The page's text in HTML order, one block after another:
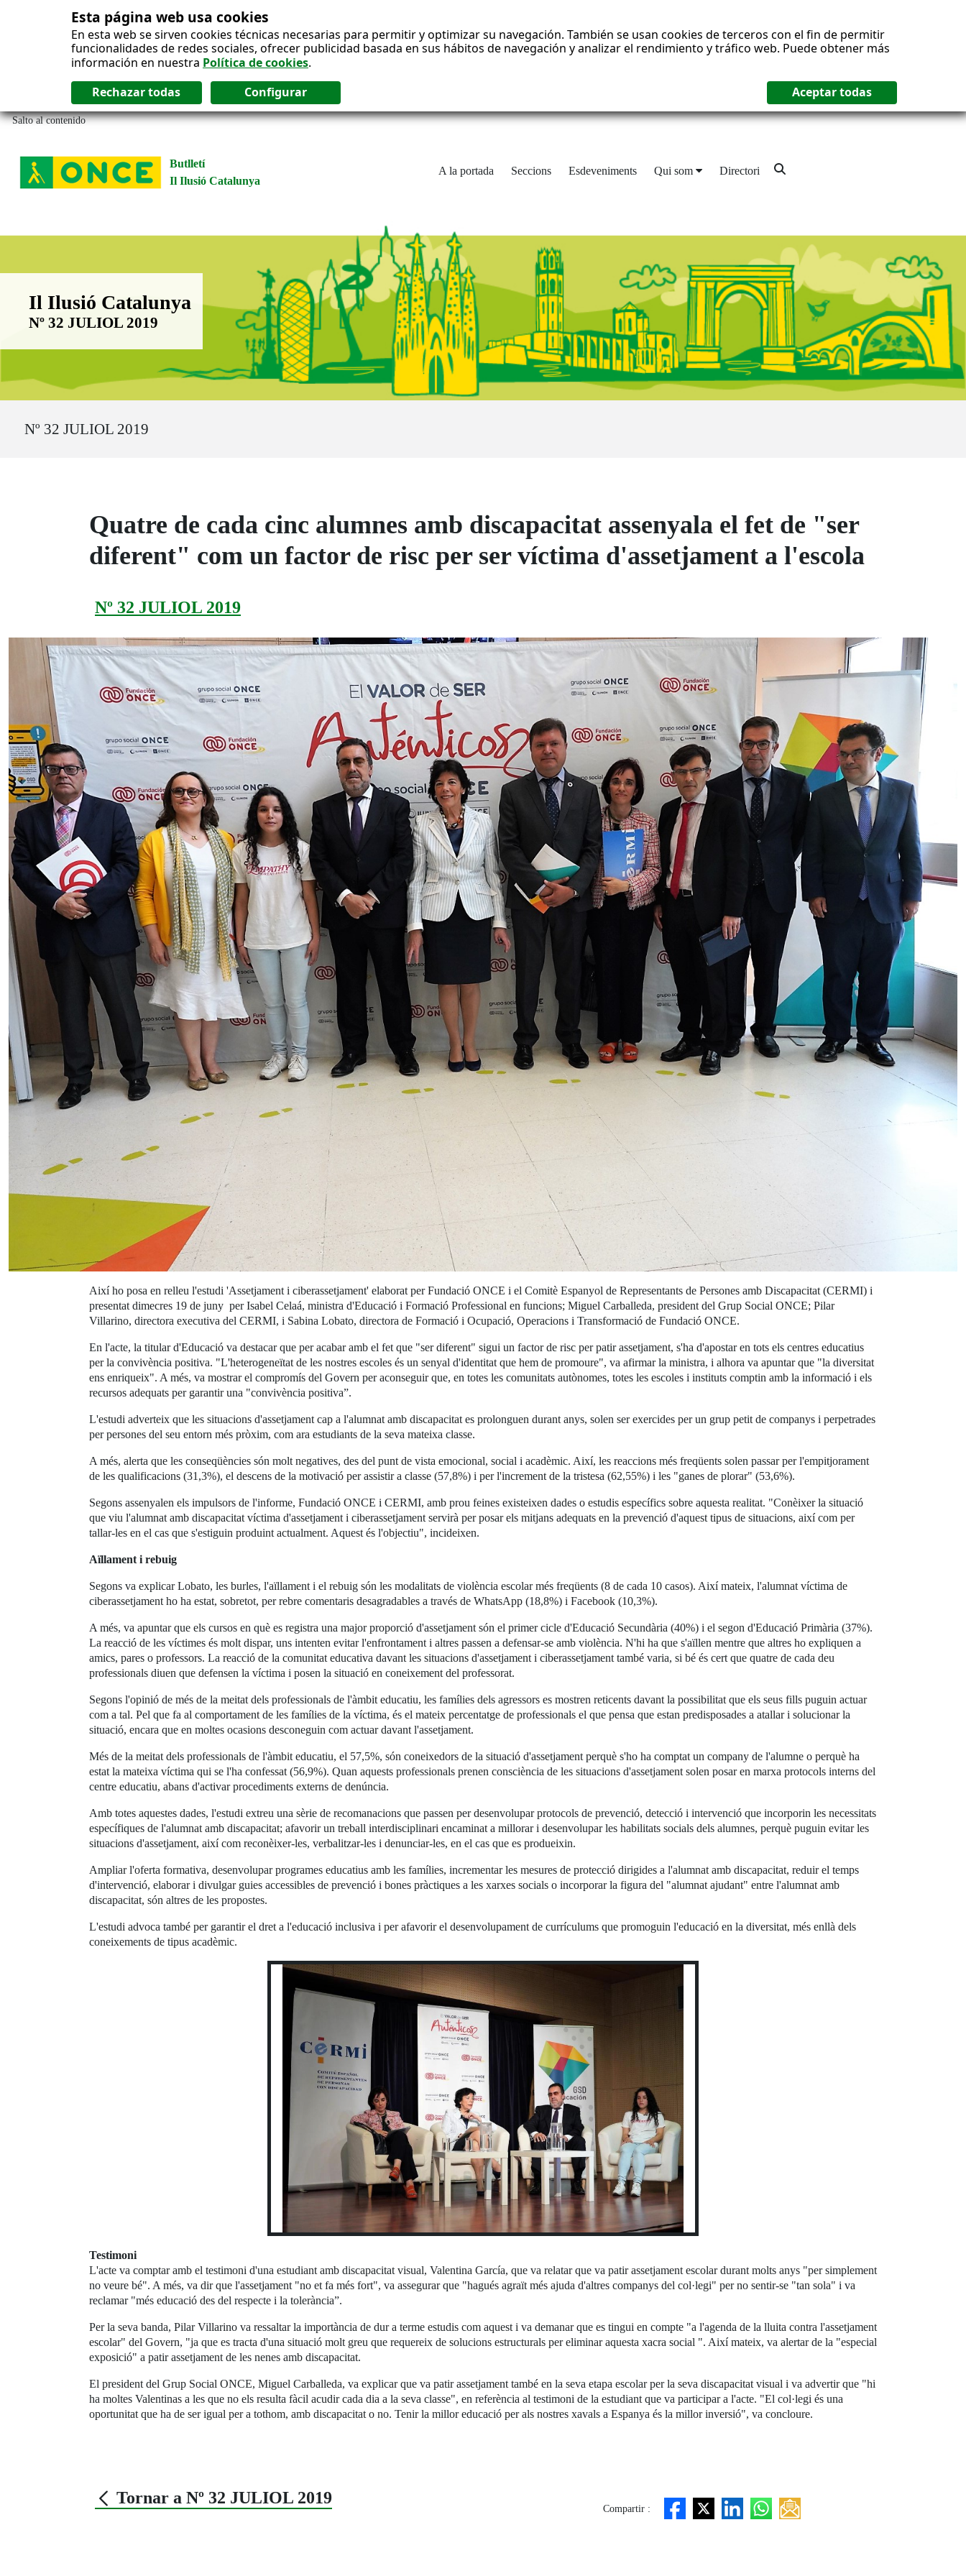
Esta página web usa cookies
En esta web se sirven cookies técnicas necesarias para permitir y optimizar su navegación. También se usan cookies de terceros con el fin de permitir
funcionalidades de redes sociales, ofrecer publicidad basada en sus hábitos de navegación y analizar el rendimiento y tráfico web. Puede obtener más
información en nuestra Política de cookies.
Salto al contenido
Butlletí
Il Ilusió Catalunya
A la portada Seccions Esdeveniments Qui som Directori
Boletín Il·lusió Catalunya
Il Ilusió Catalunya
Nº 32 JULIOL 2019
Nº 32 JULIOL 2019
Quatre de cada cinc alumnes amb discapacitat assenyala el fet de "ser
diferent" com un factor de risc per ser víctima d'assetjament a l'escola
Nº 32 JULIOL 2019
Així ho posa en relleu l'estudi 'Assetjament i ciberassetjament' elaborat per Fundació ONCE i el Comitè Espanyol de Representants de Persones amb Discapacitat (CERMI) i
presentat dimecres 19 de juny per Isabel Celaá, ministra d'Educació i Formació Professional en funcions; Miguel Carballeda, president del Grup Social ONCE; Pilar
Villarino, directora executiva del CERMI, i Sabina Lobato, directora de Formació i Ocupació, Operacions i Transformació de Fundació ONCE.
En l'acte, la titular d'Educació va destacar que per acabar amb el fet que "ser diferent" sigui un factor de risc per patir assetjament, s'ha d'apostar en tots els centres educatius
per la convivència positiva. "L'heterogeneïtat de les nostres escoles és un senyal d'identitat que hem de promoure", va afirmar la ministra, i alhora va apuntar que "la diversitat
ens enriqueix". A més, va mostrar el compromís del Govern per aconseguir que, en totes les comunitats autònomes, totes les escoles i instituts comptin amb la informació i els
recursos adequats per garantir una "convivència positiva”.
L'estudi adverteix que les situacions d'assetjament cap a l'alumnat amb discapacitat es prolonguen durant anys, solen ser exercides per un grup petit de companys i perpetrades
per persones del seu entorn més pròxim, com ara estudiants de la seva mateixa classe.
A més, alerta que les conseqüències són molt negatives, des del punt de vista emocional, social i acadèmic. Així, les reaccions més freqüents solen passar per l'empitjorament
de les qualificacions (31,3%), el descens de la motivació per assistir a classe (57,8%) i per l'increment de la tristesa (62,55%) i les "ganes de plorar" (53,6%).
Segons assenyalen els impulsors de l'informe, Fundació ONCE i CERMI, amb prou feines existeixen dades o estudis específics sobre aquesta realitat. "Conèixer la situació
que viu l'alumnat amb discapacitat víctima d'assetjament i ciberassetjament servirà per posar els mitjans adequats en la prevenció d'aquest tipus de situacions, així com per
tallar-les en el cas que s'estiguin produint actualment. Aquest és l'objectiu", incideixen.
Aïllament i rebuig
Segons va explicar Lobato, les burles, l'aïllament i el rebuig són les modalitats de violència escolar més freqüents (8 de cada 10 casos). Així mateix, l'alumnat víctima de
ciberassetjament ho ha estat, sobretot, per rebre comentaris desagradables a través de WhatsApp (18,8%) i Facebook (10,3%).
A més, va apuntar que els cursos en què es registra una major proporció d'assetjament són el primer cicle d'Educació Secundària (40%) i el segon d'Educació Primària (37%).
La reacció de les víctimes és molt dispar, uns intenten evitar l'enfrontament i altres passen a defensar-se amb violència. N'hi ha que s'aïllen mentre que altres ho expliquen a
amics, pares o professors. La reacció de la comunitat educativa davant les situacions d'assetjament i ciberassetjament també varia, si bé és cert que quatre de cada deu
professionals diuen que defensen la víctima i posen la situació en coneixement del professorat.
Segons l'opinió de més de la meitat dels professionals de l'àmbit educatiu, les famílies dels agressors es mostren reticents davant la possibilitat que els seus fills puguin actuar
com a tal. Pel que fa al comportament de les famílies de la víctima, és el mateix percentatge de professionals el que pensa que estan predisposades a atallar i solucionar la
situació, encara que en moltes ocasions desconeguin com actuar davant l'assetjament.
Més de la meitat dels professionals de l'àmbit educatiu, el 57,5%, són coneixedors de la situació d'assetjament perquè s'ho ha comptat un company de l'alumne o perquè ha
estat la mateixa víctima qui se l'ha confessat (56,9%). Quan aquests professionals prenen consciència de les situacions d'assetjament solen posar en marxa protocols interns del
centre educatiu, abans d'activar procediments externs de denúncia.
Amb totes aquestes dades, l'estudi extreu una sèrie de recomanacions que passen per desenvolupar protocols de prevenció, detecció i intervenció que incorporin les necessitats
específiques de l'alumnat amb discapacitat; afavorir un treball interdisciplinari encaminat a millorar i desenvolupar les habilitats socials dels alumnes, perquè puguin evitar les
situacions d'assetjament, així com reconèixer-les, verbalitzar-les i denunciar-les, en el cas que es produeixin.
Ampliar l'oferta formativa, desenvolupar programes educatius amb les famílies, incrementar les mesures de protecció dirigides a l'alumnat amb discapacitat, reduir el temps
d'intervenció, elaborar i divulgar guies accessibles de prevenció i bones pràctiques a les xarxes socials o incorporar la figura del "alumnat ajudant" entre l'alumnat amb
discapacitat, són altres de les propostes.
L'estudi advoca també per garantir el dret a l'educació inclusiva i per afavorir el desenvolupament de currículums que promoguin l'educació en la diversitat, més enllà dels
coneixements de tipus acadèmic.
Testimoni
L'acte va comptar amb el testimoni d'una estudiant amb discapacitat visual, Valentina García, que va relatar que va patir assetjament escolar durant molts anys "per simplement
no veure bé". A més, va dir que l'assetjament "no et fa més fort", va assegurar que "hagués agraït més ajuda d'altres companys del col·legi" per no sentir-se "tan sola" i va
reclamar "més educació des del respecte i la tolerància”.
Per la seva banda, Pilar Villarino va ressaltar la importància de dur a terme estudis com aquest i va demanar que es tingui en compte "a l'agenda de la lluita contra l'assetjament
escolar" del Govern, "ja que es tracta d'una situació molt greu que requereix de solucions estructurals per eliminar aquesta xacra social ". Així mateix, va alertar de la "especial
exposició" a patir assetjament de les nenes amb discapacitat.
El president del Grup Social ONCE, Miguel Carballeda, va explicar que va patir assetjament també en la seva etapa escolar per la seva discapacitat visual i va advertir que "hi
ha moltes Valentinas a les que no els resulta fàcil acudir cada dia a la seva classe", en referència al testimoni de la estudiant que va participar a l'acte. "El col·legi és una
oportunitat que ha de ser igual per a tothom, amb discapacitat o no. Tenir la millor educació per als nostres xavals a Espanya és la millor inversió", va concloure.
Tornar a Nº 32 JULIOL 2019
Compartir :